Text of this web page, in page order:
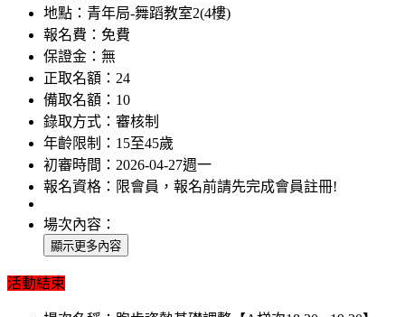
地點： 青年局-舞蹈教室2(4樓)
報名費： 免費
保證金： 無
正取名額： 24
備取名額： 10
錄取方式： 審核制
年齡限制： 15至45歲
初審時間： 2026-04-27週一
報名資格： 限會員，報名前請先完成會員註冊!
場次內容：
活動結束